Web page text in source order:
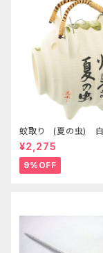
蚊取り (夏の虫)
¥2,275
9%OFF